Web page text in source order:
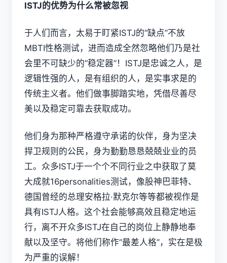
ISTJ的优势为什么常被忽视
于人们而言，太易于盯紧ISTJ的“缺点”不放
MBTI性格测试，进而造成全然忽略他们乃是社
会里不可缺少的“稳定器”！ISTJ是忠诚之人，是
逻辑性强的人，是有组织的人，是实事求是的
传统主义者。他们做事脚踏实地，凭借尽善尽
美以及稳定可靠去获取成功。
他们身为那种严格遵守承诺的伙伴，身为坚决
捍卫规则的公民，身为勤勤恳恳兢兢业业的员
工。众多ISTJ于一个个不同行业之中获取了莫
大成就16personalities测试，像股神巴菲特、
德国曾经的总理安格拉·默克尔等等都被视作是
具有ISTJ人格。这个社会能够高效且稳定地运
行，离不开众多ISTJ在自己的岗位上静静地奉
献以及坚守。将他们称作“最差人格”，实在是极
为严重的误解！